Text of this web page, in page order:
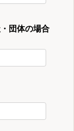
団体の場合